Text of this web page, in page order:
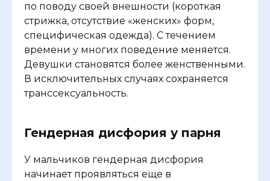
по поводу своей внешности (короткая
стрижка, отсутствие «женских» форм,
специфическая одежда). С течением
времени у многих поведение меняется.
Девушки становятся более женственными.
В исключительных случаях сохраняется
транссексуальность.
Гендерная дисфория у парня
У мальчиков гендерная дисфория
начинает проявляться еще в